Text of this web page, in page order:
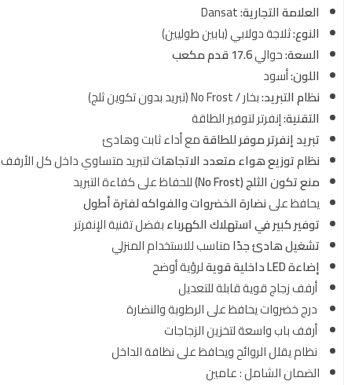
العلامة التجارية:
النوع:ثلاجة دولابي (بابين طوليين)
السعة:حوالي17.6 قدم مكعب
اللون:أسود
نظام التبريد:بخار / No Frost (تبريد بدون تكوين ثلج)
التقنية:إنفرتر لتوفير الطاقة
تبريد إنفرتر موفر للطاقةمع أداء ثابت وهادئ
نظام توزيع هواء متعدد الاتجاهاتلتبريد متساوي داخل كل الأرفف
منع تكون الثلج (No Frost)
للحفاظ على كفاءة التبريد
يحافظ علىنضارة الخضروات والفواكه لفترة أطول
توفير كبير في استهلاك الكهرباءبفضل تقنية الإنفرتر
تشغيل هادئ جدًامناسب للاستخدام المنزلي
إضاءة LED داخلية قوية
لرؤية أوضح
أرفف زجاج قوية قابلة للتعديل
درج خضروات يحافظ على الرطوبة والنضارة
أرفف باب واسعة لتخزين الزجاجات
نظام يقلل الروائح ويحافظ على نظافة الداخل
الضمان الشامل : عامين